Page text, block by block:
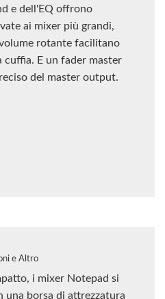
e dell'EQ offrono
ai mixer più grandi,
rotante facilitano
cuffia. E un fader master
del master output.
e Altro
i mixer Notepad si
una borsa di attrezzatura